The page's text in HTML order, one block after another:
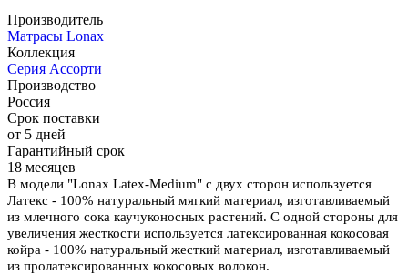
Производитель
Матрасы Lonax
Коллекция
Серия Ассорти
Производство
Россия
Срок поставки
от 5 дней
Гарантийный срок
18 месяцев
В модели "Lonax Latex-Medium" с двух сторон используется
Латекс - 100% натуральный мягкий материал, изготавливаемый
из млечного сока каучуконосных растений. C одной стороны для
увеличения жесткости используется латексированная кокосовая
койра - 100% натуральный жесткий материал, изготавливаемый
из пролатексированных кокосовых волокон.